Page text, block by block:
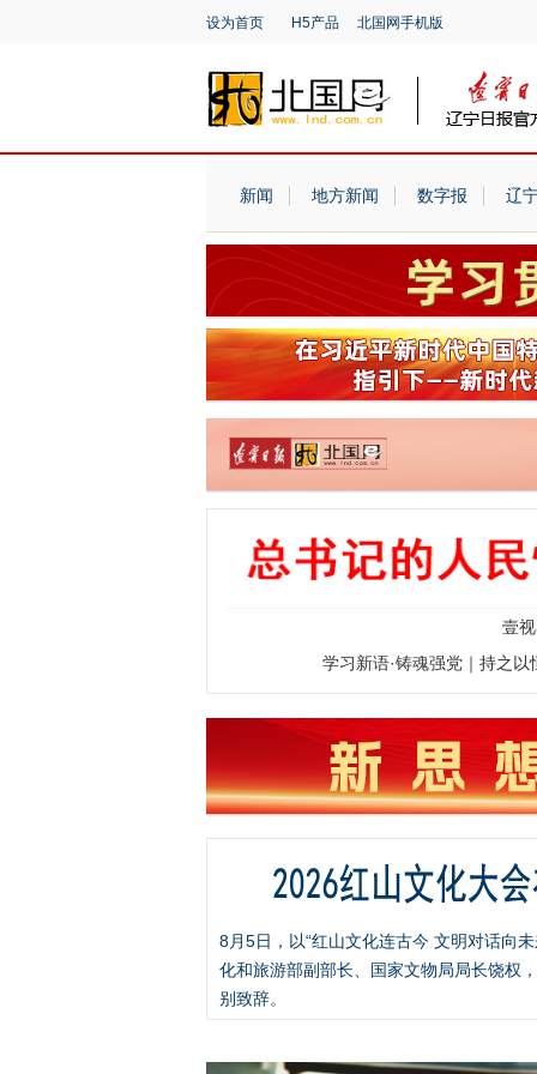
设为首页 H5产品 北国网手机版
新闻 地方新闻 数字报 辽
壹
学习新语·铸魂强党｜持之
8月5日，以“红山文化连古今 文明对话向
化和旅游部副部长、国家文物局局长饶权
别致辞。